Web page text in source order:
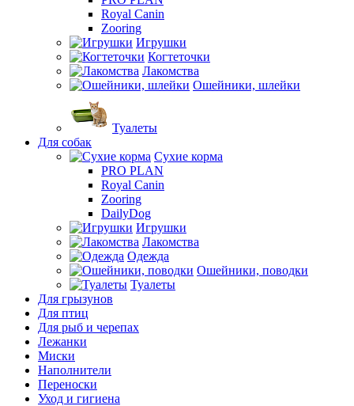
Royal Canin
Zooring
Игрушки
Когтеточки
Лакомства
Ошейники, шлейки
Туалеты
Для собак
Сухие корма
PRO PLAN
Royal Canin
Zooring
DailyDog
Игрушки
Лакомства
Одежда
Ошейники, поводки
Туалеты
Для грызунов
Для птиц
Для рыб и черепах
Лежанки
Миски
Наполнители
Переноски
Уход и гигиена